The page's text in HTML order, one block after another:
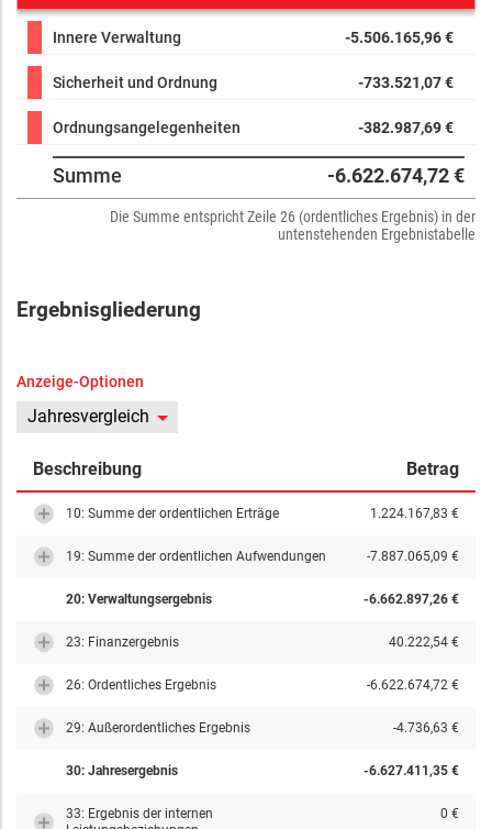
Innere Verwaltung -5.506.165,96 €
Sicherheit und Ordnung -733.521,07 €
Ordnungsangelegenheiten -382.987,69 €
Summe -6.622.674,72 €
Die Summe entspricht Zeile 26 (ordentliches Ergebnis) in der
untenstehenden Ergebnistabelle
Ergebnisgliederung
Anzeige-Optionen
Jahresvergleich
Beschreibung Betrag
10: Summe der ordentlichen Erträge 1.224.167,83 €
19: Summe der ordentlichen Aufwendungen -7.887.065,09 €
20: Verwaltungsergebnis -6.662.897,26 €
23: Finanzergebnis 40.222,54 €
26: Ordentliches Ergebnis -6.622.674,72 €
29: Außerordentliches Ergebnis -4.736,63 €
30: Jahresergebnis -6.627.411,35 €
33: Ergebnis der internen
0 €